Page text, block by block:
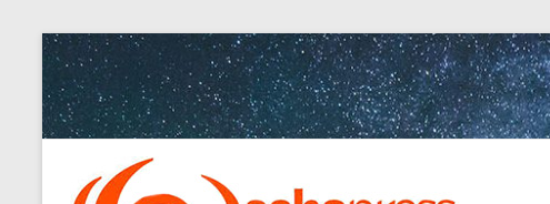
Salta
al
contenuto
Echopress